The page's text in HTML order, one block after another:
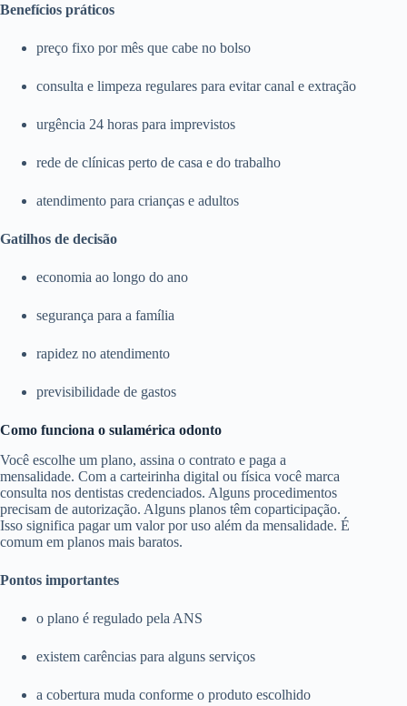
Benefícios práticos
preço fixo por mês que cabe no bolso
consulta e limpeza regulares para evitar canal e extração
urgência 24 horas para imprevistos
rede de clínicas perto de casa e do trabalho
atendimento para crianças e adultos
Gatilhos de decisão
economia ao longo do ano
segurança para a família
rapidez no atendimento
previsibilidade de gastos
Como funciona o sulamérica odonto
Você escolhe um plano, assina o contrato e paga a
mensalidade. Com a carteirinha digital ou física você marca
consulta nos dentistas credenciados. Alguns procedimentos
precisam de autorização. Alguns planos têm coparticipação.
Isso significa pagar um valor por uso além da mensalidade. É
comum em planos mais baratos.
Pontos importantes
o plano é regulado pela ANS
existem carências para alguns serviços
a cobertura muda conforme o produto escolhido